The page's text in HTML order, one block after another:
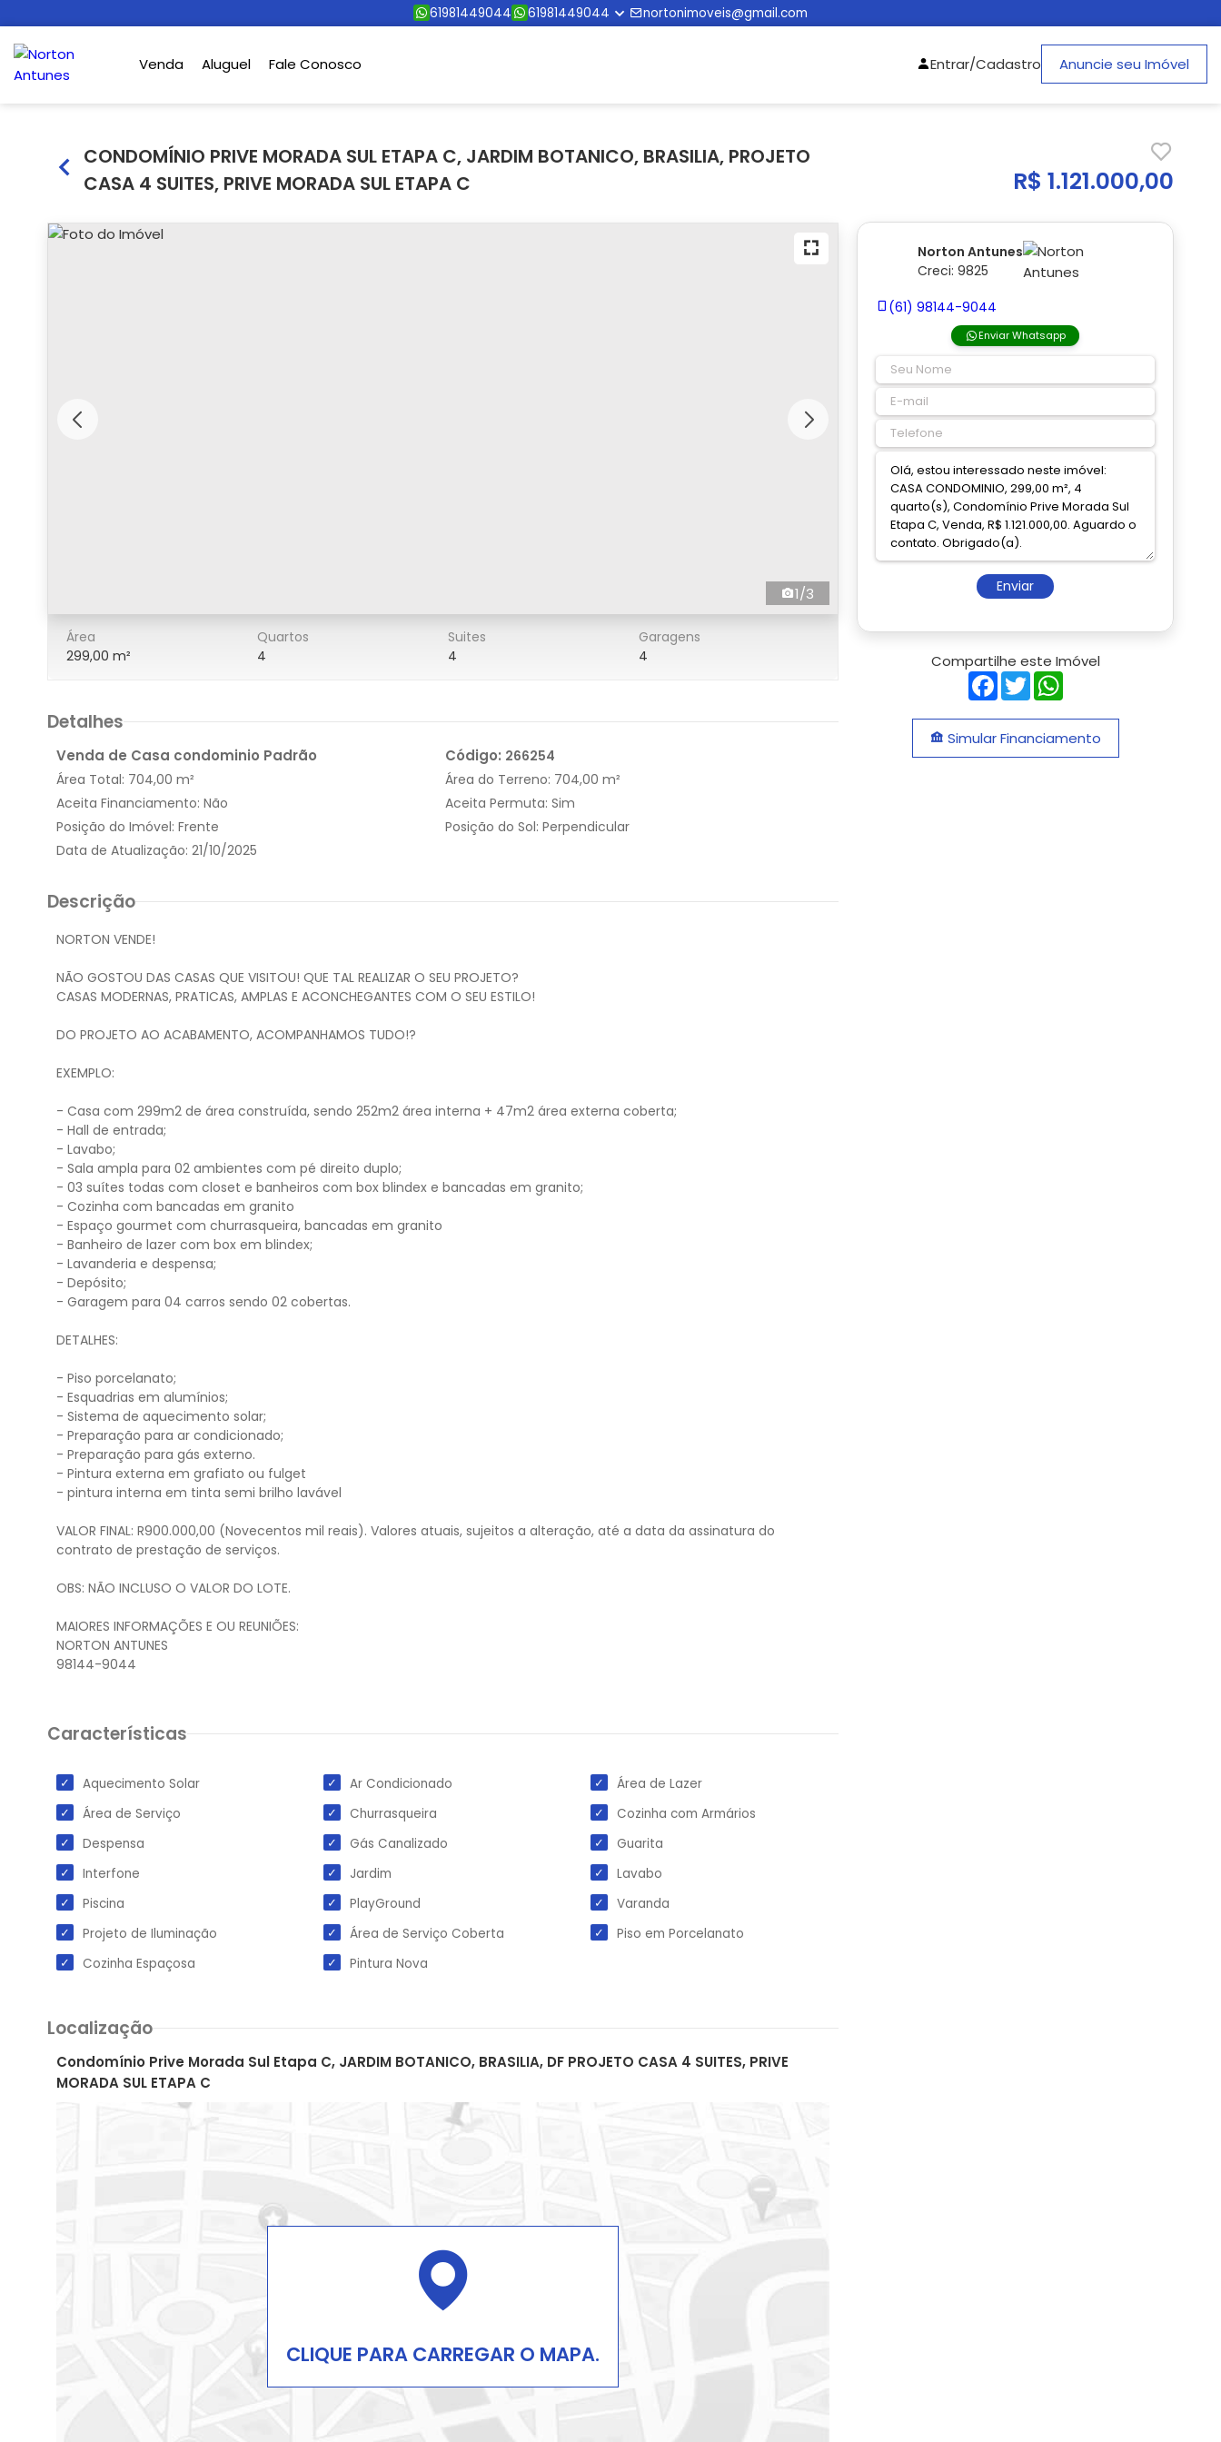
61981449044 61981449044 nortonimoveis@gmail.com
Venda Aluguel Fale Conosco Entrar/Cadastro Anuncie seu Imóvel
CONDOMÍNIO PRIVE MORADA SUL ETAPA C, JARDIM BOTANICO, BRASILIA, PROJETO
CASA 4 SUITES, PRIVE MORADA SUL ETAPA C
R$ 1.121.000,00
1/3
Área
299,00 m²
Quartos
4
Suites
4
Garagens
4
Detalhes
Venda de Casa condominio Padrão Código: 266254
Área Total: 704,00 m² Área do Terreno: 704,00 m²
Aceita Financiamento: Não Aceita Permuta:Sim
Posição do Imóvel: Frente Posição do Sol:Perpendicular
Data de Atualização: 21/10/2025
Descrição
NORTON VENDE!
NÃO GOSTOU DAS CASAS QUE VISITOU! QUE TAL REALIZAR O SEU PROJETO?
CASAS MODERNAS, PRATICAS, AMPLAS E ACONCHEGANTES COM O SEU ESTILO!
DO PROJETO AO ACABAMENTO, ACOMPANHAMOS TUDO!?
EXEMPLO:
- Casa com 299m2 de área construída, sendo 252m2 área interna + 47m2 área externa coberta;
- Hall de entrada;
- Lavabo;
- Sala ampla para 02 ambientes com pé direito duplo;
- 03 suítes todas com closet e banheiros com box blindex e bancadas em granito;
- Cozinha com bancadas em granito
- Espaço gourmet com churrasqueira, bancadas em granito
- Banheiro de lazer com box em blindex;
- Lavanderia e despensa;
- Depósito;
- Garagem para 04 carros sendo 02 cobertas.
DETALHES:
- Piso porcelanato;
- Esquadrias em alumínios;
- Sistema de aquecimento solar;
- Preparação para ar condicionado;
- Preparação para gás externo.
- Pintura externa em grafiato ou fulget
- pintura interna em tinta semi brilho lavável
VALOR FINAL: R900.000,00 (Novecentos mil reais). Valores atuais, sujeitos a alteração, até a data da assinatura do
contrato de prestação de serviços.
OBS: NÃO INCLUSO O VALOR DO LOTE.
MAIORES INFORMAÇÕES E OU REUNIÕES:
NORTON ANTUNES
Características
Aquecimento Solar Ar Condicionado
Área de Lazer
Área de Serviço
Churrasqueira
Cozinha com Armários
Despensa
Gás Canalizado
Guarita
Interfone
Jardim
Lavabo
Piscina
PlayGround
Varanda
Projeto de Iluminação
Área de Serviço Coberta
Piso em Porcelanato
Cozinha Espaçosa
Pintura Nova
Localização
Condomínio Prive Morada Sul Etapa C, JARDIM BOTANICO, BRASILIA, DF PROJETO CASA 4 SUITES, PRIVE
MORADA SUL ETAPA C
CLIQUE PARA CARREGAR O MAPA.
Norton Antunes
Creci: 9825
(61) 98144-9044
Enviar Whatsapp
Enviar
Compartilhe este Imóvel
Facebook
TwitterWhatsApp
Simular Financiamento